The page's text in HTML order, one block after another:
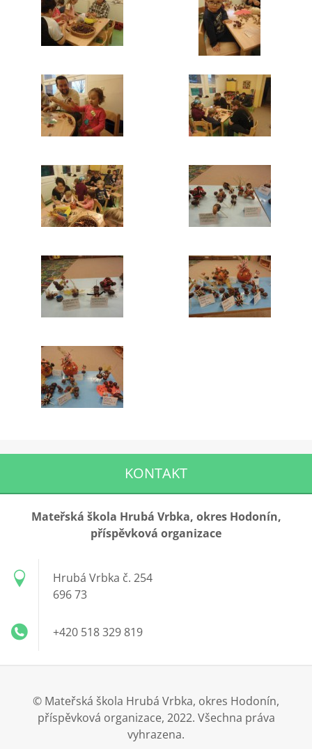
KONTAKT
Mateřská škola Hrubá Vrbka, okres Hodonín,
příspěvková organizace
Hrubá Vrbka č. 254
696 73
+420 518 329 819
© Mateřská škola Hrubá Vrbka, okres Hodonín,
příspěvková organizace, 2022. Všechna práva
vyhrazena.